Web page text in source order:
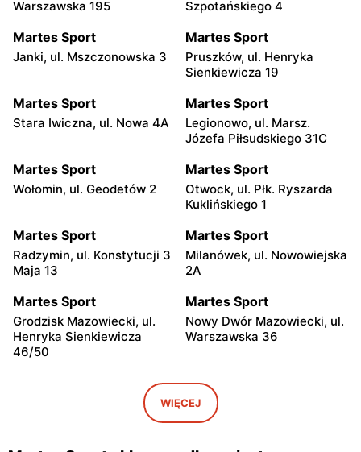
Warszawska 195 Szpotańskiego 4
Martes Sport
Janki, ul. Mszczonowska 3
Martes Sport
Pruszków, ul. Henryka
Sienkiewicza 19
Martes Sport
Stara Iwiczna, ul. Nowa 4A
Martes Sport
Legionowo, ul. Marsz.
Józefa Piłsudskiego 31C
Martes Sport
Wołomin, ul. Geodetów 2
Martes Sport
Otwock, ul. Płk. Ryszarda
Kuklińskiego 1
Martes Sport
Radzymin, ul. Konstytucji 3
Maja 13
Martes Sport
Milanówek, ul. Nowowiejska
2A
Martes Sport
Grodzisk Mazowiecki, ul.
Henryka Sienkiewicza
46/50
Martes Sport
Nowy Dwór Mazowiecki, ul.
Warszawska 36
Konstantego Rudzkiego 9
Martes Sport
Grójec, ul. Armii Krajowej
50 A
Martes Sport Martes Sport
WIĘCEJ